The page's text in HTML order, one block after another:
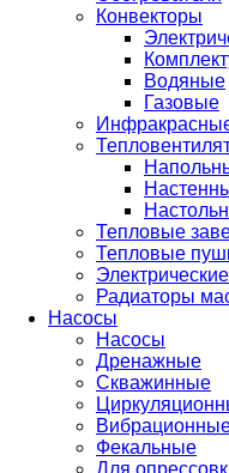
Конвекторы
Водяные
Газовые
Тепловые
Тепловые
Радиаторы
Насосы
Насосы
Дренажные
Скважинные
Фекальные